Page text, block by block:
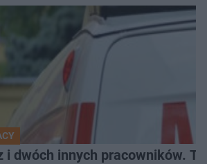
i dwóch innych pracowników.